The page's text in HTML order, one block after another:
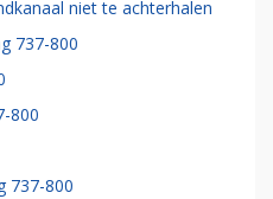
niet te achterhalen
737-800
800
737-800